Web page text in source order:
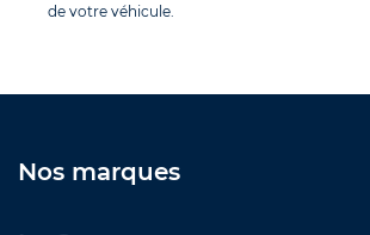
de votre véhicule.
Nos marques